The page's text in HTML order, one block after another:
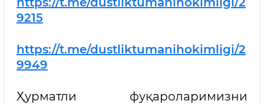
9215
https://t.me/dustliktumanihokimligi/2
9949
Ҳурматли фуқароларимизни